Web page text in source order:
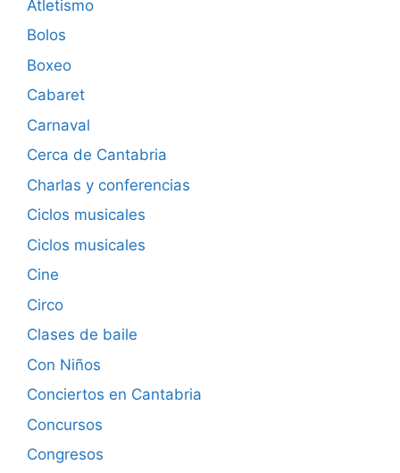
Atletismo
Bolos
Boxeo
Cabaret
Carnaval
Cerca de Cantabria
Charlas y conferencias
Ciclos musicales
Ciclos musicales
Cine
Circo
Clases de baile
Con Niños
Conciertos en Cantabria
Concursos
Congresos